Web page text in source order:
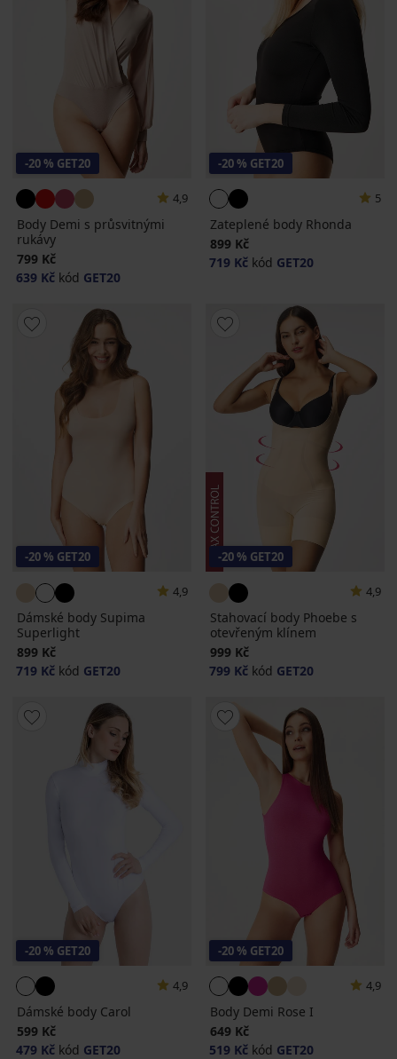
-20 % GET20
4,9
Body Demi s průsvitnými
rukávy
799 Kč
639 Kč kód GET20
-20 % GET20
5
Zateplené body Rhonda
899 Kč
719 Kč kód GET20
-20 % GET20
4,9
Dámské body Supima
Superlight
899 Kč
719 Kč kód GET20
-20 % GET20
4,9
Stahovací body Phoebe s
otevřeným klínem
999 Kč
799 Kč kód GET20
-20 % GET20
4,9
Dámské body Carol
599 Kč
479 Kč kód GET20
-20 % GET20
4,9
Body Demi Rose I
649 Kč
519 Kč kód GET20